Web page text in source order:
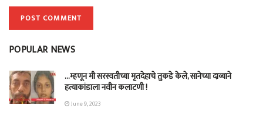
POPULAR NEWS
…म्हणून मी सरस्वतीच्या मृतदेहाचे तुकडे केले, सानेच्या दाव्याने
हत्याकांडाला नवीन कलाटणी !
June 9, 2023